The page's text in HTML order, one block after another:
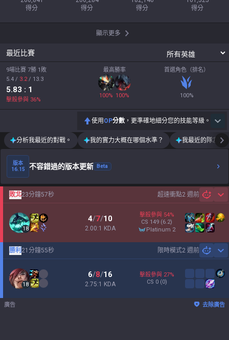
得分
得分
得分
得分
顯示更多
最近比賽
9場比賽 7勝 1敗
5.4 / 3.2/ 13.3
5.83 : 1
擊殺參與 36%
最高勝率
100% 100%
首選角色（排名）
100%
使用 OP分數 ，更準確地細分您的技能等級。
分析我最近的對戰。 我的實力大概在哪個水準？ 我最近的隊友運
版本
16.15
不容錯過的版本更新 Beta
超速衝點2 週前
敗北23分鐘57秒
18
4/7/10
2.00:1 KDA
擊殺參與 54%
CS 149 (6.2)
platinum 2
限時模式2 週前
勝利 21分鐘55秒
18
6/8/16
2.75:1 KDA
擊殺參與 27%
CS 0 (0)
廣告 去除廣告